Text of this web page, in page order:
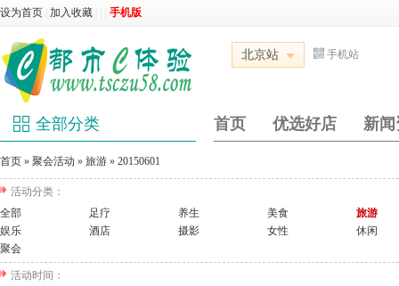
设为首页 加入收藏 手机版
北京站 手机站
全部分类 首页 优选好店 新闻
首页 » 聚会活动 » 旅游 » 20150601
活动分类：
全部
足疗 养生 美食
旅游
娱乐
酒店 摄影 女性
休闲
聚会
活动时间：